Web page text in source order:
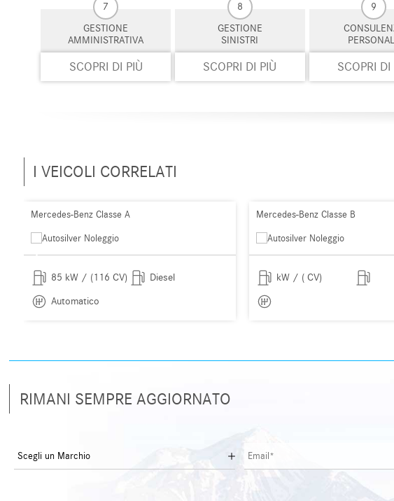
7
GESTIONE
AMMINISTRATIVA
SCOPRI DI PIÙ
8
GESTIONE
SINISTRI
SCOPRI DI PIÙ
9
SCOPRI DI
I VEICOLI CORRELATI
Mercedes-Benz Classe A
85 kW / (116 CV)
Diesel
Automatico
Mercedes-Benz Classe B
kW / ( CV)
RIMANI SEMPRE AGGIORNATO